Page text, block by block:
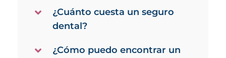
¿Cuánto cuesta un seguro
dental?
¿Cómo puedo encontrar un